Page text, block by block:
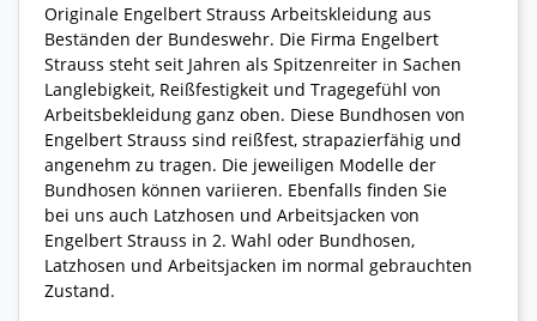
Originale Engelbert Strauss Arbeitskleidung aus
Beständen der Bundeswehr. Die Firma Engelbert
Strauss steht seit Jahren als Spitzenreiter in Sachen
Langlebigkeit, Reißfestigkeit und Tragegefühl von
Arbeitsbekleidung ganz oben. Diese Bundhosen von
Engelbert Strauss sind reißfest, strapazierfähig und
angenehm zu tragen. Die jeweiligen Modelle der
Bundhosen können variieren. Ebenfalls finden Sie
bei uns auch Latzhosen und Arbeitsjacken von
Engelbert Strauss in 2. Wahl oder Bundhosen,
Latzhosen und Arbeitsjacken im normal gebrauchten
Zustand.